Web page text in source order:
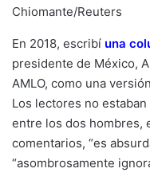
Chiomante/Reuters
En 2018, escribí una
presidente de México,
AMLO, como una
Los lectores no
entre los dos hombres,
comentarios, “es
“asombrosamente